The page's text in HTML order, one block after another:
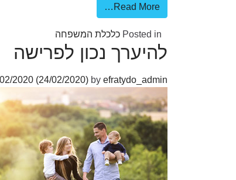
Read More…
Posted in כלכלת המשפחה
להיערך נכון לפרישה
2020 (24/02/2020) by efratydo_admin